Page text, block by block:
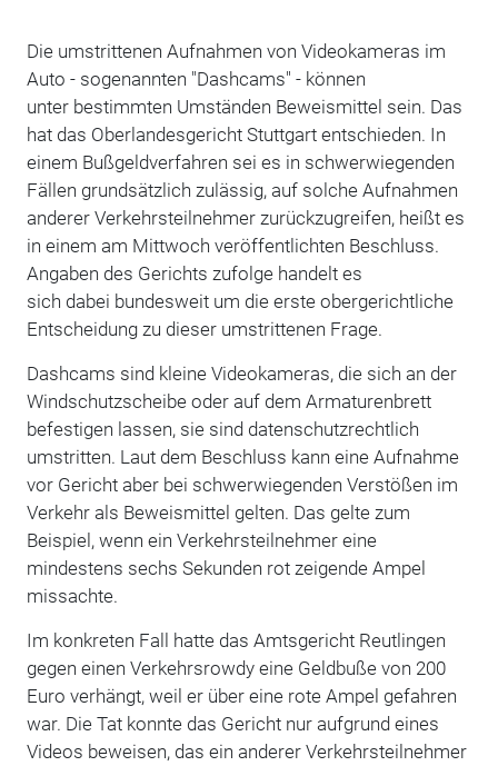
Die umstrittenen Aufnahmen von Videokameras im
Auto - sogenannten "Dashcams" - können
unter bestimmten Umständen Beweismittel sein. Das
hat das Oberlandesgericht Stuttgart entschieden. In
einem Bußgeldverfahren sei es in schwerwiegenden
Fällen grundsätzlich zulässig, auf solche Aufnahmen
anderer Verkehrsteilnehmer zurückzugreifen, heißt es
in einem am Mittwoch veröffentlichten Beschluss.
Angaben des Gerichts zufolge handelt es
sich dabei bundesweit um die erste obergerichtliche
Entscheidung zu dieser umstrittenen Frage.
Dashcams sind kleine Videokameras, die sich an der
Windschutzscheibe oder auf dem Armaturenbrett
befestigen lassen, sie sind datenschutzrechtlich
umstritten. Laut dem Beschluss kann eine Aufnahme
vor Gericht aber bei schwerwiegenden Verstößen im
Verkehr als Beweismittel gelten. Das gelte zum
Beispiel, wenn ein Verkehrsteilnehmer eine
mindestens sechs Sekunden rot zeigende Ampel
missachte.
Im konkreten Fall hatte das Amtsgericht Reutlingen
gegen einen Verkehrsrowdy eine Geldbuße von 200
Euro verhängt, weil er über eine rote Ampel gefahren
war. Die Tat konnte das Gericht nur aufgrund eines
Videos beweisen, das ein anderer Verkehrsteilnehmer